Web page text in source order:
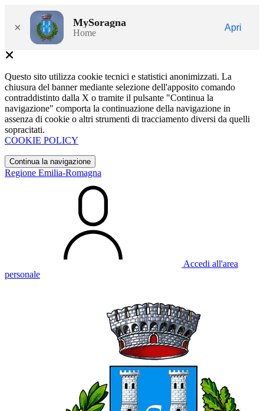
× MySoragna
Home
Apri
Questo sito utilizza cookie tecnici e statistici anonimizzati. La
chiusura del banner mediante selezione dell'apposito comando
contraddistinto dalla X o tramite il pulsante "Continua la
navigazione" comporta la continuazione della navigazione in
assenza di cookie o altri strumenti di tracciamento diversi da quelli
sopracitati.
COOKIE POLICY
Continua la navigazione
Regione Emilia-Romagna
Accedi all'area
personale